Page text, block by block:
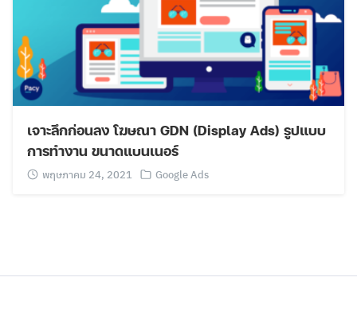
เจาะลึกก่อนลง โฆษณา GDN (Display Ads) รูปแบบ
การทำงาน ขนาดแบนเนอร์
พฤษภาคม 24, 2021 Google Ads